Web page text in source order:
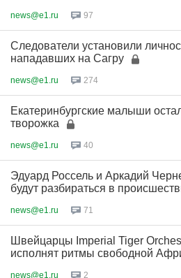
news@e1.ru 97
Следователи установили
нападавших на Сагру
news@e1.ru 274
Екатеринбургские малыши
творожка
news@e1.ru 40
Эдуард Россель и Аркадий
будут разбираться в
news@e1.ru 71
Швейцарцы Imperial Tiger
исполнят ритмы свободной
news@e1.ru 2